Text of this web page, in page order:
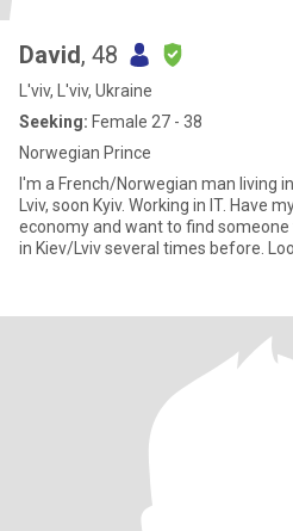
David, 48
L'viv, L'viv, Ukraine
Seeking: Female 27 - 38
Norwegian Prince
I'm a French/Norwegian man living
Lviv, soon Kyiv. Working in IT. Have my own house and good
economy and want to find someone to
in